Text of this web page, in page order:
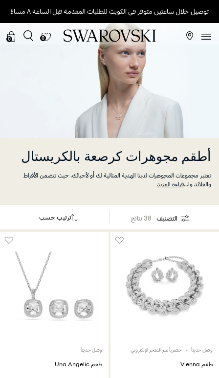
توصيل خلال ساعتين متوفر في الكويت للطلبات المقدمة قبل الساعة ٨ مساءً
0
0
أطقم مجوهرات كرصعة بالكريستال
تعتبر مجموعات المجوهرات لدينا الهدية المثالية لك أو لأحبائك، حيث تتضمن الأقراط
والقلائد وا...قراءة المزيد
التصنيف 38 نتائج ترتيب حسب
وصل حديثاً حصرياً عبر المتجر الإلكتروني
طقم Vienna
وصل حديثاً
طقم Una Angelic